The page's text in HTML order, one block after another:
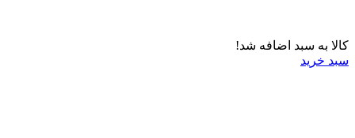
کالا به سبد اضافه شد!
سبد خرید